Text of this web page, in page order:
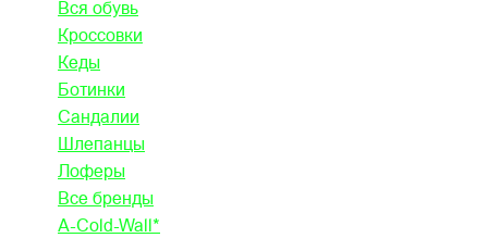
Вся обувь
Кроссовки
Кеды
Ботинки
Сандалии
Шлепанцы
Лоферы
Все бренды
A-Cold-Wall*